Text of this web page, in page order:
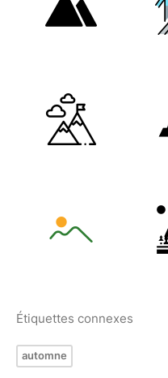
Étiquettes connexes
automne